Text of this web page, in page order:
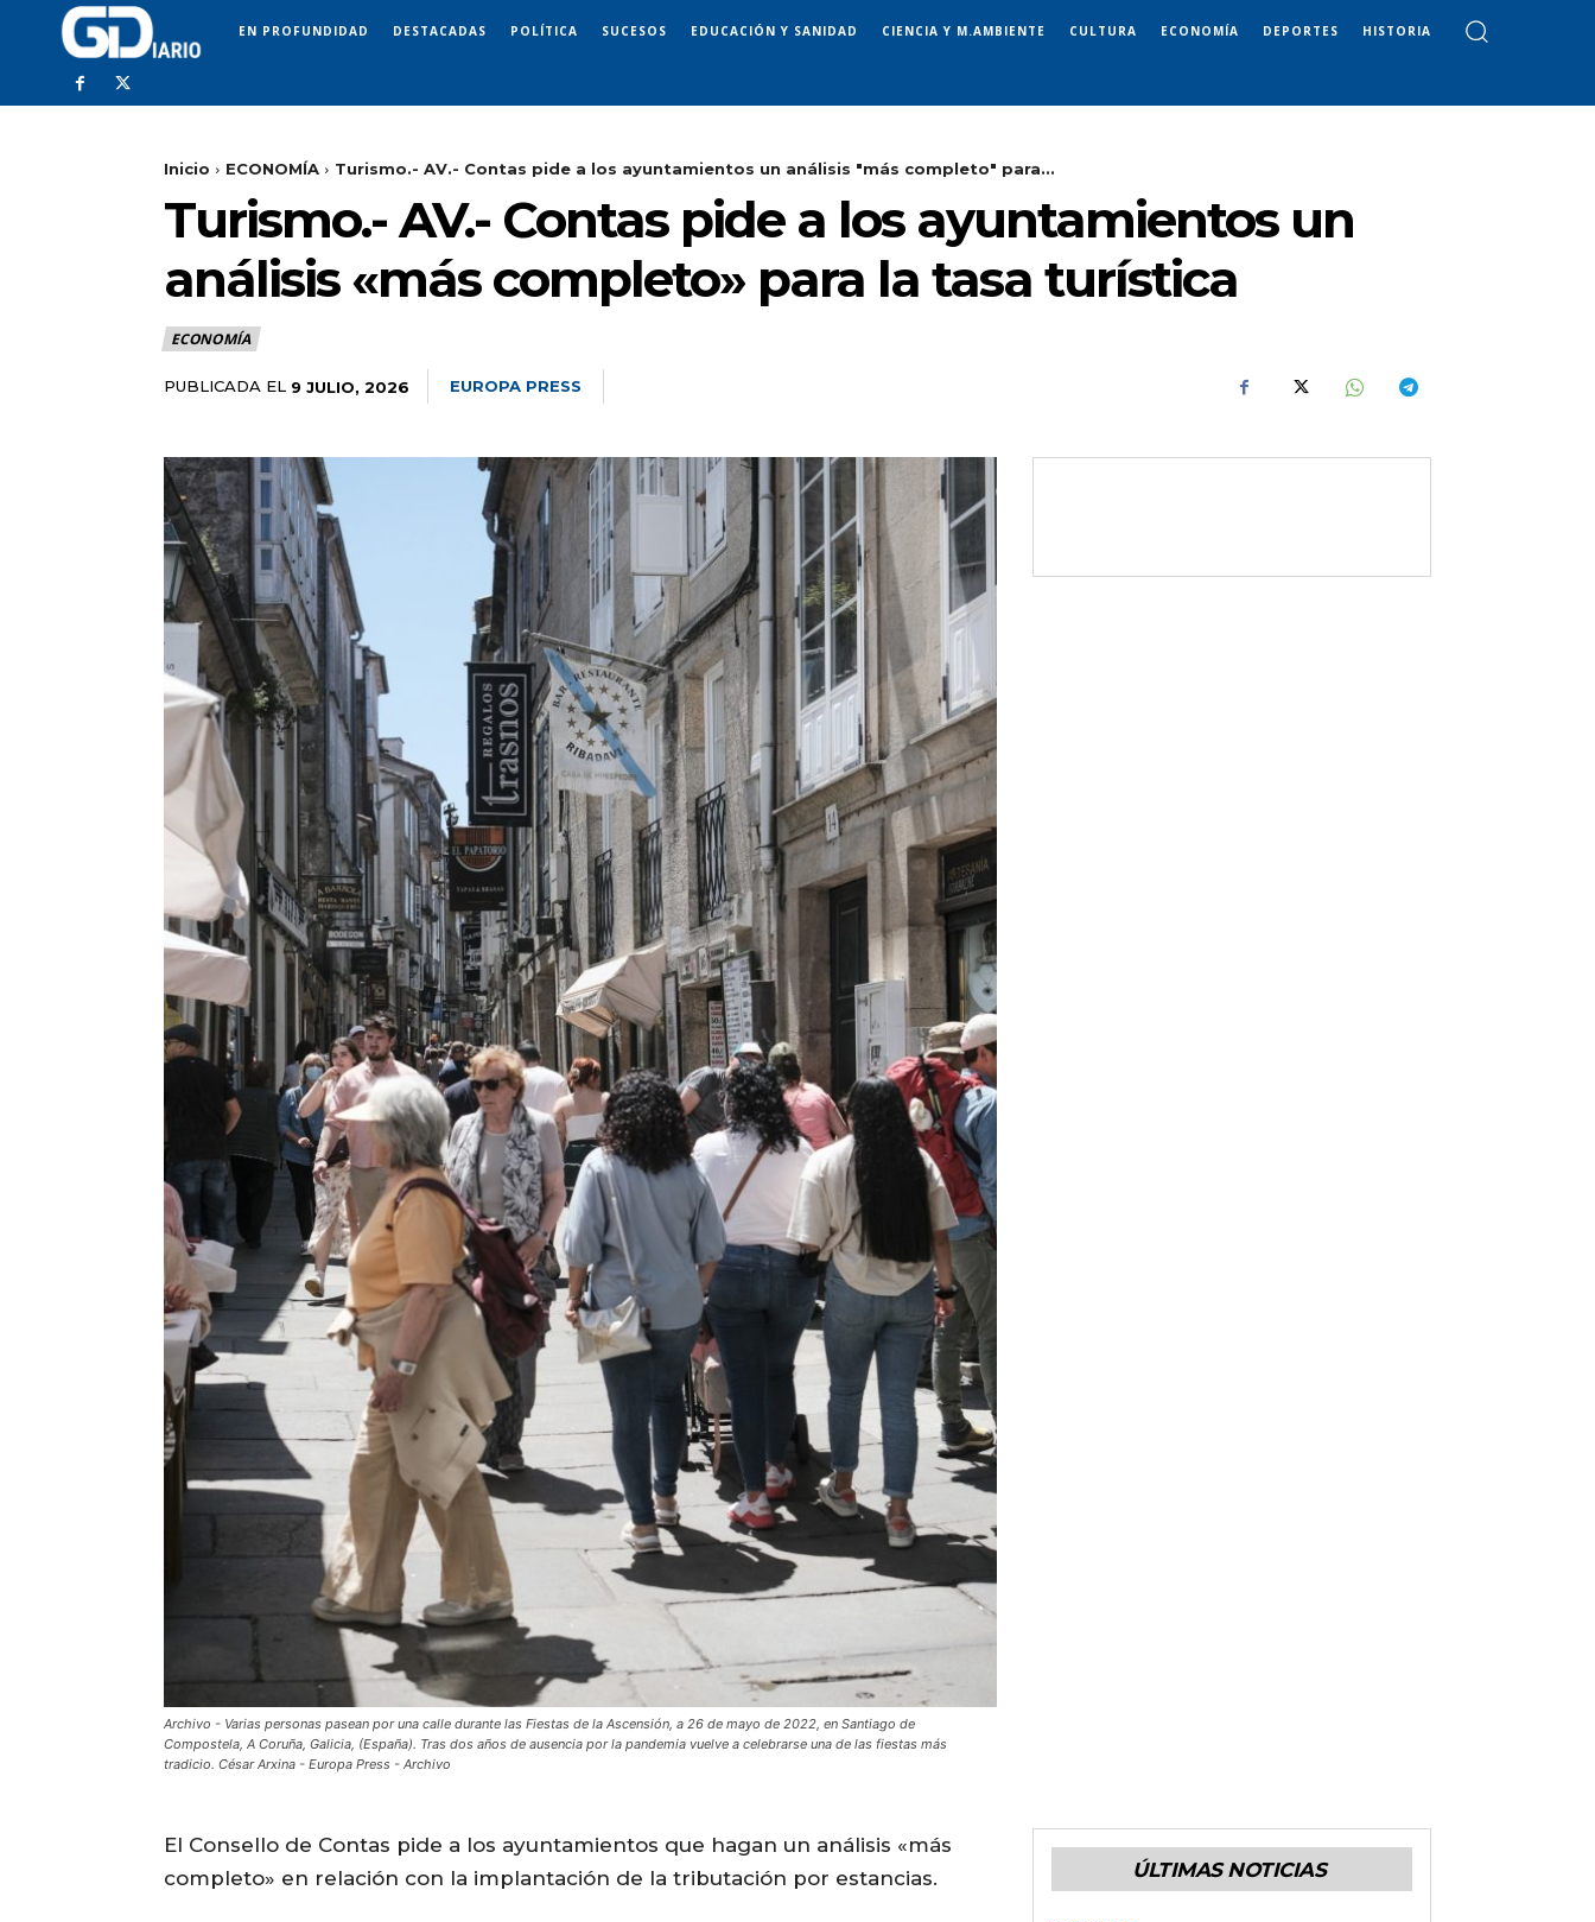
EN PROFUNDIDAD DESTACADAS POLÍTICA SUCESOS EDUCACIÓN Y SANIDAD CIENCIA Y M.AMBIENTE CULTURA ECONOMÍA DEPORTES HISTORIA
Inicio ECONOMÍA Turismo.- AV.- Contas pide a los ayuntamientos un análisis "más completo" para...
Turismo.- AV.- Contas pide a los ayuntamientos un
análisis «más completo» para la tasa turística
ECONOMÍA
PUBLICADA EL 9 JULIO, 2026 EUROPA PRESS
Archivo - Varias personas pasean por una calle durante las Fiestas de la Ascensión, a 26 de mayo de 2022, en Santiago de
Compostela, A Coruña, Galicia, (España). Tras dos años de ausencia por la pandemia vuelve a celebrarse una de las fiestas más
tradicio. César Arxina - Europa Press - Archivo
El Consello de Contas pide a los ayuntamientos que hagan un análisis «más
completo» en relación con la implantación de la tributación por estancias.
ÚLTIMAS NOTICIAS